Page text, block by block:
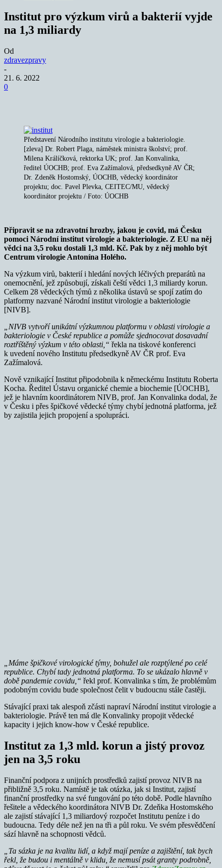
Institut pro výzkum virů a bakterií vyjde
na 1,3 miliardy
Od
zdravezpravy
-
21. 6. 2022
0
Představení Národního institutu virologie a bakteriologie.
[zleva] Dr. Robert Plaga, náměstek ministra školství; prof.
Milena Králíčková, rektorka UK; prof. Jan Konvalinka,
ředitel ÚOCHB; prof. Eva Zažímalová, předsedkyně AV ČR;
Dr. Zdeněk Hostomský, ÚOCHB, vědecký koordinátor
projektu; doc. Pavel Plevka, CEITEC/MU, vědecký
koordinátor projektu / Foto: ÚOCHB
Připravit se na zdravotní hrozby, jakou je covid, má Česku
pomoci Národní institut virologie a bakteriologie. Z EU na něj
vědci na 3,5 roku dostali 1,3 mld. Kč. Pak by z něj mohlo být
Centrum virologie Antonína Holého.
Na výzkum virů, bakterií i hledání nových léčivých preparátů na
onemocnění, jež způsobují, získali čeští vědci 1,3 miliardy korun.
Celkem 28 vědeckých týmů z několika ústavů se spojí zatím do
platformy nazvané Národní institut virologie a bakteriologie
[NIVB].
„NIVB vytvoří unikátní výzkumnou platformu v oblasti virologie a
bakteriologie v České republice a pomůže sjednocovat dosavadní
roztříštěný výzkum v této oblasti,“ řekla na tiskové konferenci
k uvedení nového Institutu předsedkyně AV ČR prof. Eva
Zažímalová.
Nově vznikající Institut připodobnila k německému Institutu Roberta
Kocha. Ředitel Ústavu organické chemie a biochemie [ÚOCHB],
jež je hlavním koordinátorem NIVB, prof. Jan Konvalinka dodal, že
v Česku i přes špičkové vědecké týmy chybí jednotná platforma, jež
by zajistila jejich propojení a spolupráci.
„Máme špičkové virologické týmy, bohužel ale rozptýlené po celé
republice. Chybí tady jednotná platforma. To se ukázalo hlavně v
době pandemie covidu,“ řekl prof. Konvalinka s tím, že problémům
podobným covidu bude společnost čelit v budoucnu stále častěji.
Stávající praxi tak alespoň zčásti napraví Národní institut virologie a
bakteriologie. Právě ten má dle Konvalinky propojit vědecké
kapacity i jejich know-how v České republice.
Institut za 1,3 mld. korun a jistý provoz
jen na 3,5 roku
Finanční podpora z unijních prostředků zajistí provoz NIVB na
přibližně 3,5 roku. Namístě je tak otázka, jak si Institut, zajistí
finanční prostředky na své fungování po této době. Podle hlavního
řešitele a vědeckého koordinátora NIVB Dr. Zdeňka Hostomského
ale zajistí stávající 1,3 miliardový rozpočet Institutu peníze i do
budoucna. Tedy déle než jen na tři a půl roku. Ve svém přesvědčení
sází hlavně na schopnosti vědců.
„Ta sázka je na kvalitu lidí, a když mají peníze a zajištění, tak bych
řekl, že budou i mentálně v klidu, že nemusí psát granty podrobně,